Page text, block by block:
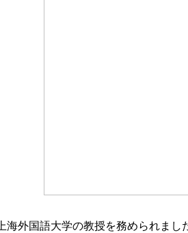
外国語大学の教授を務められま